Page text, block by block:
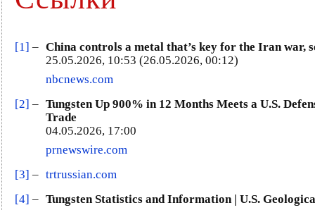
[1] – China controls a metal that’s key for the Iran war,
25.05.2026, 10:53 (26.05.2026, 00:12)
nbcnews.com
[2] – Tungsten Up 900% in 12 Months Meets a U.S.
Trade
04.05.2026, 17:00
prnewswire.com
[3] – trtrussian.com
[4] – Tungsten Statistics and Information | U.S.